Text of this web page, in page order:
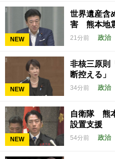
NEW
世界遺産含
害 熊本地
21分前 政治
NEW
非核三原則
断控える」
34分前 政治
NEW
自衛隊 熊
設置支援
54分前 政治